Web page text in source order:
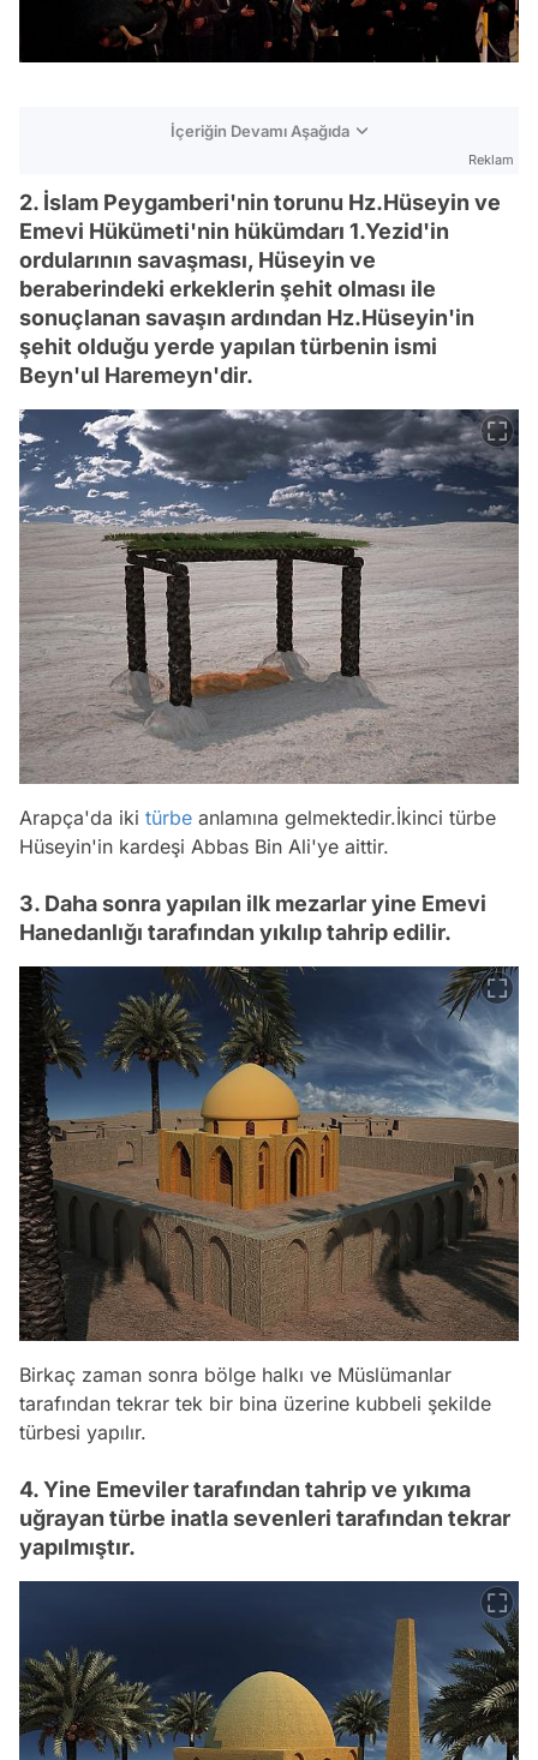
İçeriğin Devamı Aşağıda
Reklam
2. İslam Peygamberi'nin torunu Hz.Hüseyin ve
Emevi Hükümeti'nin hükümdarı 1.Yezid'in
ordularının savaşması, Hüseyin ve
beraberindeki erkeklerin şehit olması ile
sonuçlanan savaşın ardından Hz.Hüseyin'in
şehit olduğu yerde yapılan türbenin ismi
Beyn'ul Haremeyn'dir.
Arapça'da iki türbe anlamına gelmektedir.İkinci türbe
Hüseyin'in kardeşi Abbas Bin Ali'ye aittir.
3. Daha sonra yapılan ilk mezarlar yine Emevi
Hanedanlığı tarafından yıkılıp tahrip edilir.
Birkaç zaman sonra bölge halkı ve Müslümanlar
tarafından tekrar tek bir bina üzerine kubbeli şekilde
türbesi yapılır.
4. Yine Emeviler tarafından tahrip ve yıkıma
uğrayan türbe inatla sevenleri tarafından tekrar
yapılmıştır.